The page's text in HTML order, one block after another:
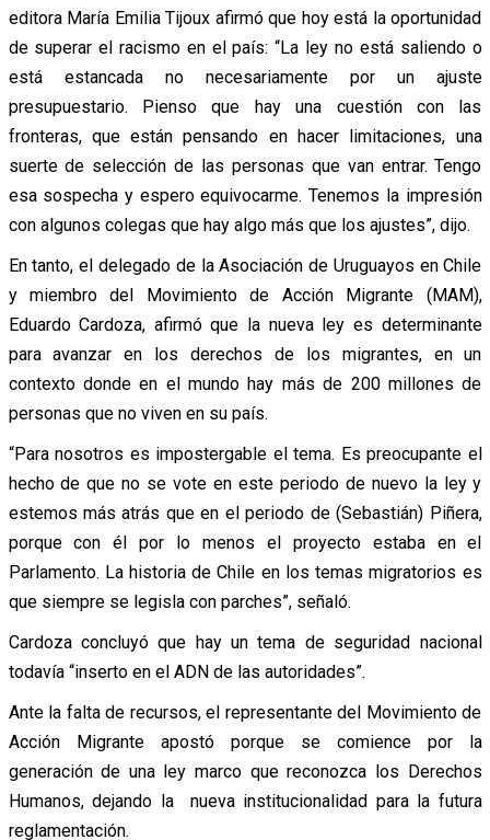
editora María Emilia Tijoux afirmó que hoy está la oportunidad
de superar el racismo en el país: “La ley no está saliendo o
está estancada no necesariamente por un ajuste
presupuestario. Pienso que hay una cuestión con las
fronteras, que están pensando en hacer limitaciones, una
suerte de selección de las personas que van entrar. Tengo
esa sospecha y espero equivocarme. Tenemos la impresión
con algunos colegas que hay algo más que los ajustes”, dijo.
En tanto, el delegado de la Asociación de Uruguayos en Chile
y miembro del Movimiento de Acción Migrante (MAM),
Eduardo Cardoza, afirmó que la nueva ley es determinante
para avanzar en los derechos de los migrantes, en un
contexto donde en el mundo hay más de 200 millones de
personas que no viven en su país.
“Para nosotros es impostergable el tema. Es preocupante el
hecho de que no se vote en este periodo de nuevo la ley y
estemos más atrás que en el periodo de (Sebastián) Piñera,
porque con él por lo menos el proyecto estaba en el
Parlamento. La historia de Chile en los temas migratorios es
que siempre se legisla con parches”, señaló.
Cardoza concluyó que hay un tema de seguridad nacional
todavía “inserto en el ADN de las autoridades”.
Ante la falta de recursos, el representante del Movimiento de
Acción Migrante apostó porque se comience por la
generación de una ley marco que reconozca los Derechos
Humanos, dejando la nueva institucionalidad para la futura
reglamentación.